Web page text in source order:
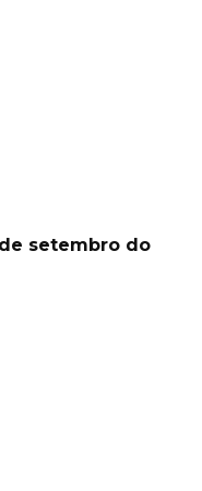
setembro do